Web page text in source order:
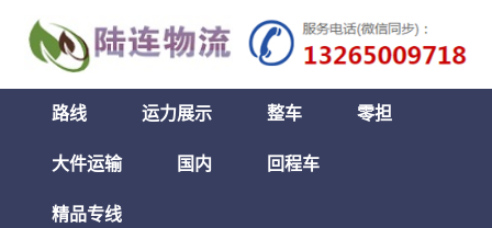
路线 运力展示 整车 零担
大件运输 国内 回程车
精品专线